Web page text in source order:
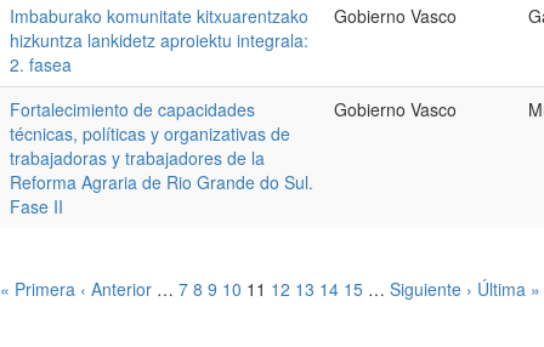
Imbaburako komunitate kitxuarentzako
hizkuntza lankidetz aproiektu integrala:
2. fasea
Gobierno Vasco
Fortalecimiento de capacidades
técnicas, políticas y organizativas de
trabajadoras y trabajadores de la
Reforma Agraria de Rio Grande do Sul.
Fase II
Gobierno Vasco
« Primera ‹ Anterior … 7 8 9 10 11 12 13 14 15 … Siguiente › Última »